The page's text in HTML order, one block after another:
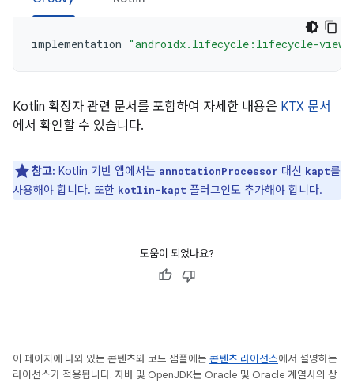
implementation "androidx.lifecycle:lifecycle-
Kotlin 확장자 관련 문서를 포함하여 자세한 내용은 KTX 문서
에서 확인할 수 있습니다.
참고: Kotlin 기반 앱에서는 annotationProcessor 대신 kapt를
사용해야 합니다. 또한 kotlin-kapt 플러그인도 추가해야 합니다.
도움이 되었나요?
이 페이지에 나와 있는 콘텐츠와 코드 샘플에는 콘텐츠 라이선스에서 설명하는
라이선스가 적용됩니다. 자바 및 OpenJDK는 Oracle 및 Oracle 계열사의 상